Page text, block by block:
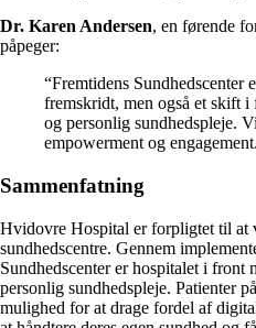
Dr. Karen Andersen, en førende
påpeger:
“Fremtidens Sundhedscenter
fremskridt, men også et skift
og personlig sundhedspleje.
empowerment og
Sammenfatning
Hvidovre Hospital er forpligtet til at
sundhedscentre. Gennem
Sundhedscenter er hospitalet i
personlig sundhedspleje. Patienter
mulighed for at drage fordel af